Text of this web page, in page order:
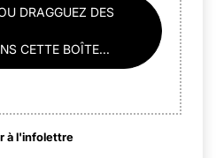
DRAGGUEZ DES
CETTE BOÎTE...
à l'infolettre